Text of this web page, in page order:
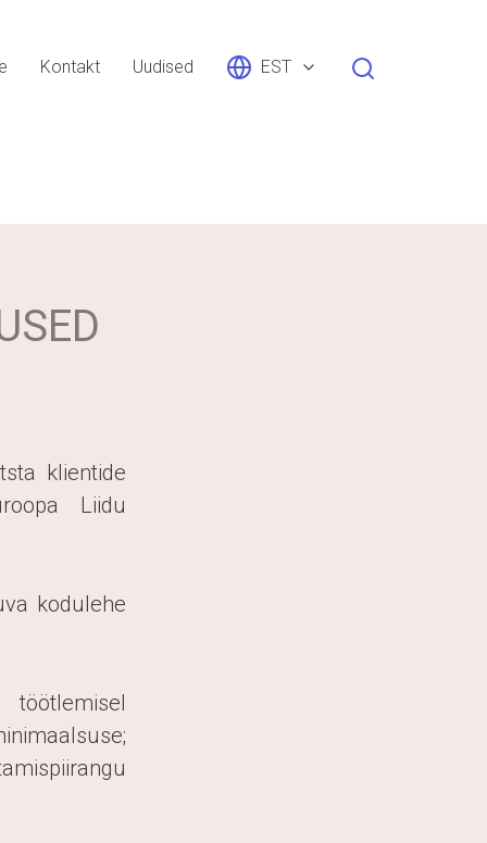
Kontakt Uudised EST
klientide
Liidu
kodulehe